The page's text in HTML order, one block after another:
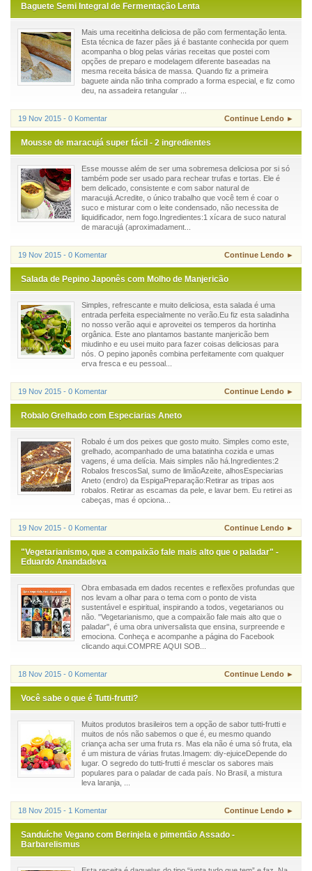
Baguete Semi Integral de Fermentação Lenta
Mais uma receitinha deliciosa de pão com fermentação lenta.
Esta técnica de fazer pães já é bastante conhecida por quem
acompanha o blog pelas várias receitas que postei com
opções de preparo e modelagem diferente baseadas na
mesma receita básica de massa. Quando fiz a primeira
baguete ainda não tinha comprado a forma especial, e fiz como
deu, na assadeira retangular ...
19 Nov 2015 - 0 Komentar Continue Lendo ►
Mousse de maracujá super fácil - 2 ingredientes
Esse mousse além de ser uma sobremesa deliciosa por si só
também pode ser usado para rechear trufas e tortas. Ele é
bem delicado, consistente e com sabor natural de
maracujá.Acredite, o único trabalho que você tem é coar o
suco e misturar com o leite condensado, não necessita de
liquidificador, nem fogo.Ingredientes:1 xícara de suco natural
de maracujá (aproximadament...
19 Nov 2015 - 0 Komentar Continue Lendo ►
Salada de Pepino Japonês com Molho de Manjericão
Simples, refrescante e muito deliciosa, esta salada é uma
entrada perfeita especialmente no verão.Eu fiz esta saladinha
no nosso verão aqui e aproveitei os temperos da hortinha
orgânica. Este ano plantamos bastante manjericão bem
miudinho e eu usei muito para fazer coisas deliciosas para
nós. O pepino japonês combina perfeitamente com qualquer
erva fresca e eu pessoal...
19 Nov 2015 - 0 Komentar Continue Lendo ►
Robalo Grelhado com Especiarias Aneto
Robalo é um dos peixes que gosto muito. Simples como este,
grelhado, acompanhado de uma batatinha cozida e umas
vagens, é uma delícia. Mais simples não há.Ingredientes:2
Robalos frescosSal, sumo de limãoAzeite, alhosEspeciarias
Aneto (endro) da EspigaPreparação:Retirar as tripas aos
robalos. Retirar as escamas da pele, e lavar bem. Eu retirei as
cabeças, mas é opciona...
19 Nov 2015 - 0 Komentar Continue Lendo ►
"Vegetarianismo, que a compaixão fale mais alto que o paladar" -
Eduardo Anandadeva
Obra embasada em dados recentes e reflexões profundas que
nos levam a olhar para o tema com o ponto de vista
sustentável e espiritual, inspirando a todos, vegetarianos ou
não. "Vegetarianismo, que a compaixão fale mais alto que o
paladar", é uma obra universalista que ensina, surpreende e
emociona. Conheça e acompanhe a página do Facebook
clicando aqui.COMPRE AQUI SOB...
18 Nov 2015 - 0 Komentar Continue Lendo ►
Você sabe o que é Tutti-frutti?
Muitos produtos brasileiros tem a opção de sabor tutti-frutti e
muitos de nós não sabemos o que é, eu mesmo quando
criança acha ser uma fruta rs. Mas ela não é uma só fruta, ela
é um mistura de várias frutas.Imagem: diy-ejuiceDepende do
lugar. O segredo do tutti-frutti é mesclar os sabores mais
populares para o paladar de cada país. No Brasil, a mistura
leva laranja, ...
18 Nov 2015 - 1 Komentar Continue Lendo ►
Sanduíche Vegano com Berinjela e pimentão Assado -
Barbarelismus